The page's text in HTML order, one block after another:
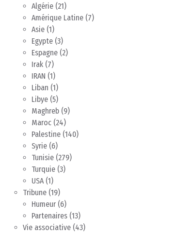
Algérie (21)
Amérique Latine (7)
Asie (1)
Egypte (3)
Espagne (2)
Irak (7)
IRAN (1)
Liban (1)
Libye (5)
Maghreb (9)
Maroc (24)
Palestine (140)
Syrie (6)
Tunisie (279)
Turquie (3)
USA(1)
Tribune (19)
Humeur (6)
Partenaires (13)
Vie associative (43)